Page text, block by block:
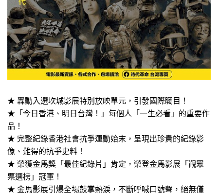
★ 轟動入選坎城影展特別放映單元，引發國際矚目！
★「今日香港、明日台灣！」每個人「一生必看」的重要作
品！
★ 完整紀錄香港社會抗爭運動始末，呈現出珍貴的紀錄影
像、難得的抗爭史料！
★ 榮獲金馬獎「最佳紀錄片」肯定，榮登金馬影展「觀眾
票選榜」冠軍！
★ 金馬影展引爆全場鼓掌熱淚，不斷呼喊口號聲，絕無僅